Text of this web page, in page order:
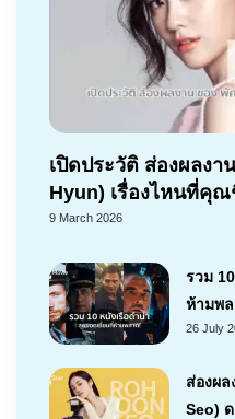
เปิดประวัติ ส่องผลง
Hyun) เรื่องไหนที่คุ
9 March 2026
รวม
ห้ามพ
26 July
ส่องผ
Seo)